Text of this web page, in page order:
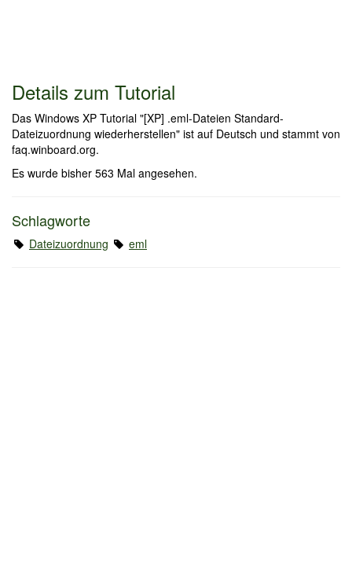
Details zum Tutorial
Das Windows XP Tutorial "[XP] .eml-Dateien Standard-
Dateizuordnung wiederherstellen" ist auf Deutsch und stammt von
faq.winboard.org.
Es wurde bisher 563 Mal angesehen.
Schlagworte
Dateizuordnung eml